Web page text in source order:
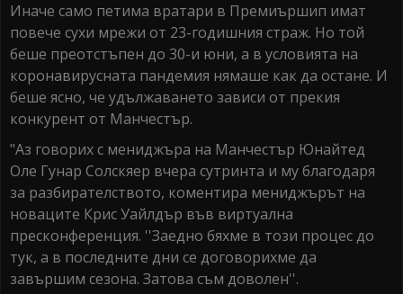
Иначе само петима вратари в Премиършип имат
повече сухи мрежи от 23-годишния страж. Но той
беше преотстъпен до 30-и юни, а в условията на
коронавирусната пандемия нямаше как да остане. И
беше ясно, че удължаването зависи от прекия
конкурент от Манчестър.
"Аз говорих с мениджъра на Манчестър Юнайтед
Оле Гунар Солскяер вчера сутринта и му благодаря
за разбирателството, коментира мениджърът на
новаците Крис Уайлдър във виртуална
пресконференция. ''Заедно бяхме в този процес до
тук, а в последните дни се договорихме да
завършим сезона. Затова съм доволен''.